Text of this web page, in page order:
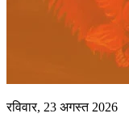
रविवार, 23 अगस्त 2026